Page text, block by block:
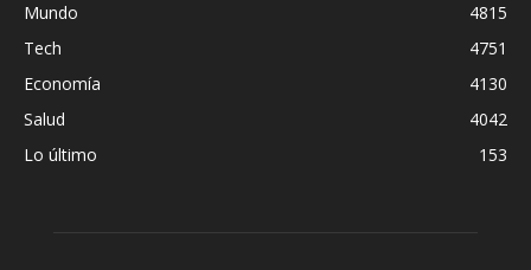
Mundo
4815
Tech
4751
Economía
4130
Salud
4042
Lo último
153